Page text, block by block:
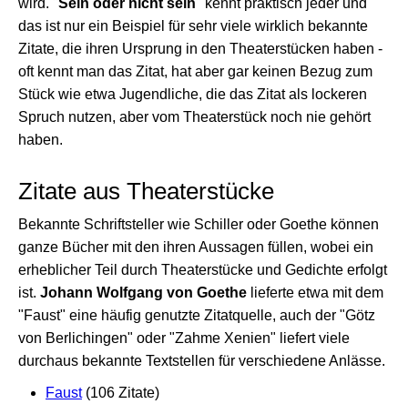
wird. "Sein oder nicht sein" kennt praktisch jeder und
das ist nur ein Beispiel für sehr viele wirklich bekannte
Zitate, die ihren Ursprung in den Theaterstücken haben -
oft kennt man das Zitat, hat aber gar keinen Bezug zum
Stück wie etwa Jugendliche, die das Zitat als lockeren
Spruch nutzen, aber vom Theaterstück noch nie gehört
haben.
Zitate aus Theaterstücke
Bekannte Schriftsteller wie Schiller oder Goethe können
ganze Bücher mit den ihren Aussagen füllen, wobei ein
erheblicher Teil durch Theaterstücke und Gedichte erfolgt
ist. Johann Wolfgang von Goethe lieferte etwa mit dem
"Faust" eine häufig genutzte Zitatquelle, auch der "Götz
von Berlichingen" oder "Zahme Xenien" liefert viele
durchaus bekannte Textstellen für verschiedene Anlässe.
Faust(106 Zitate)